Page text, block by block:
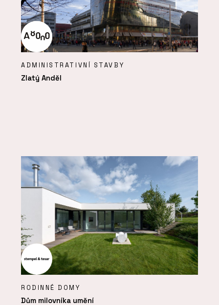
ADMINISTRATIVNÍ STAVBY
Zlatý Anděl
RODINNÉ DOMY
Dům milovníka umění